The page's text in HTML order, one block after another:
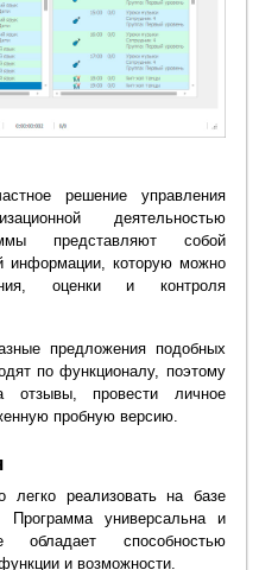
решение управления
деятельностью
представляют собой
информации, которую можно
оценки и контроля
предложения подобных
по функционалу, поэтому
отзывы, провести личное
пробную версию.
легко реализовать на базе
Программа универсальна и
обладает способностью
и возможности.